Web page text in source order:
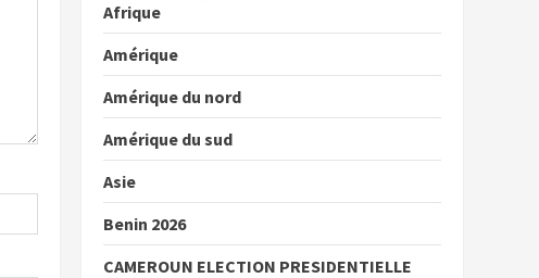
Afrique
Amérique
Amérique du nord
Amérique du sud
Asie
Benin 2026
CAMEROUN ELECTION PRESIDENTIELLE